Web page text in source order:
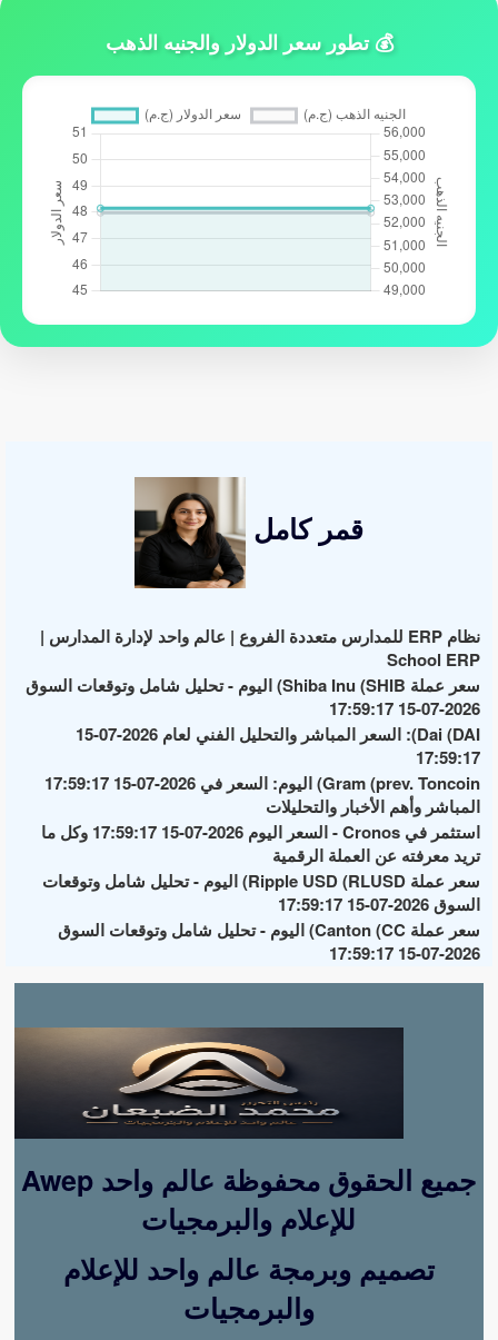
💰 تطور سعر الدولار والجنيه الذهب
قمر كامل
نظام ERP للمدارس متعددة الفروع | عالم واحد لإدارة المدارس |
School ERP
سعر عملة Shiba Inu (SHIB) اليوم - تحليل شامل وتوقعات السوق
2026-07-15 17:59:17
Dai (DAI): السعر المباشر والتحليل الفني لعام 2026-07-15
17:59:17
Gram (prev. Toncoin) اليوم: السعر في 2026-07-15 17:59:17
المباشر وأهم الأخبار والتحليلات
استثمر في Cronos - السعر اليوم 2026-07-15 17:59:17 وكل ما
تريد معرفته عن العملة الرقمية
سعر عملة Ripple USD (RLUSD) اليوم - تحليل شامل وتوقعات
السوق 2026-07-15 17:59:17
سعر عملة Canton (CC) اليوم - تحليل شامل وتوقعات السوق
2026-07-15 17:59:17
Awep جميع الحقوق محفوظة عالم واحد
للإعلام والبرمجيات
تصميم وبرمجة عالم واحد للإعلام
والبرمجيات